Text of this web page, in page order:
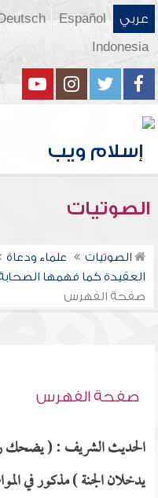
عربي Español
Indonesia
الصوتيات
الصوتيات علماء ودعاة
العقيدة كما فهمها
صفحة الفهرس
صفحة الفهرس
الحديث الشريف : ( يضحك
يدخلان الجنة ) مذكور في